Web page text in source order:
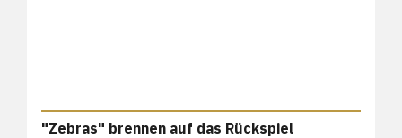
"Zebras" brennen auf das Rückspiel